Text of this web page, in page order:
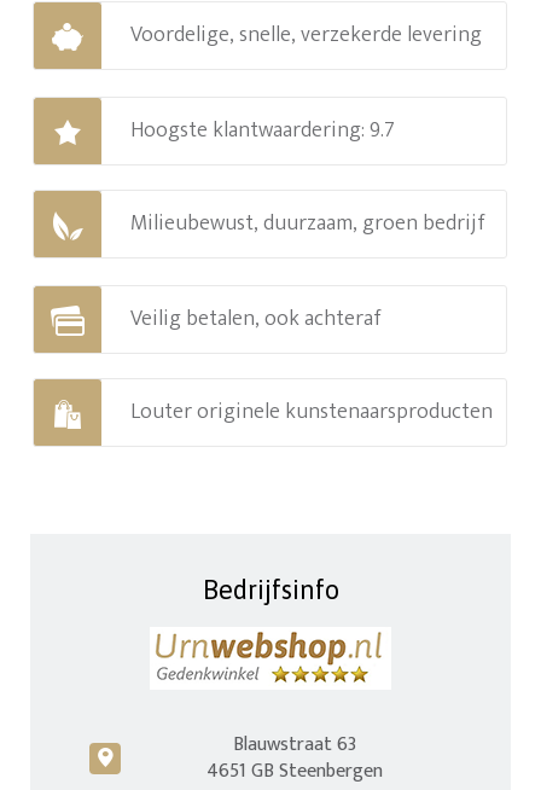
Voordelige, snelle, verzekerde levering
Hoogste klantwaardering: 9.7
Milieubewust, duurzaam, groen bedrijf
Veilig betalen, ook achteraf
Louter originele kunstenaarsproducten
Bedrijfsinfo
c
Blauwstraat 63
4651 GB Steenbergen